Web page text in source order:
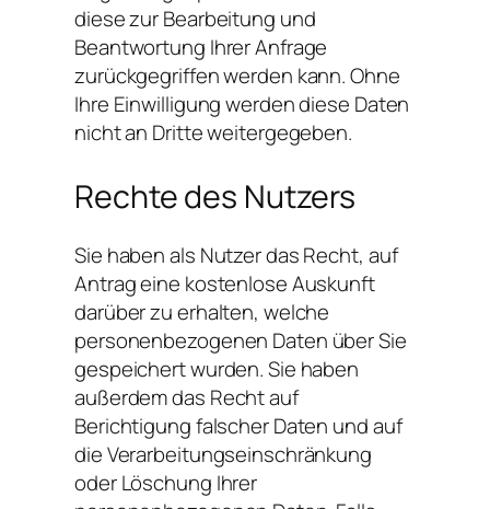
diese zur Bearbeitung und
Beantwortung Ihrer Anfrage
zurückgegriffen werden kann. Ohne
Ihre Einwilligung werden diese Daten
nicht an Dritte weitergegeben.
Rechte des Nutzers
Sie haben als Nutzer das Recht, auf
Antrag eine kostenlose Auskunft
darüber zu erhalten, welche
personenbezogenen Daten über Sie
gespeichert wurden. Sie haben
außerdem das Recht auf
Berichtigung falscher Daten und auf
die Verarbeitungseinschränkung
oder Löschung Ihrer